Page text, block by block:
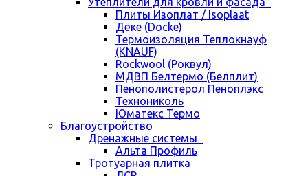
Плиты Изоплат / Isoplaat
Дёке (Docke)
Термоизоляция Теплокнауф
(KNAUF)
Rockwool (Роквул)
МДВП Белтермо (Белплит)
Пенополистерол Пеноплэкс
Технониколь
Юматекс Термо
Благоустройство
Дренажные системы
Альта Профиль
Тротуарная плитка